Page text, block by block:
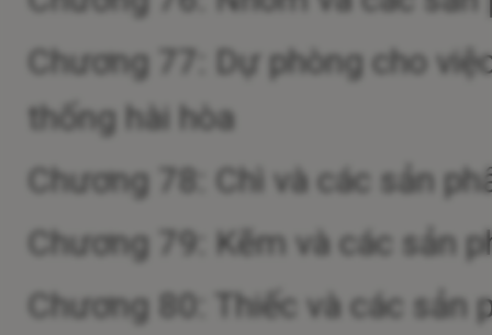
Chương 77: Dự phòng cho
thống hài hòa
Chương 78: Chì và các sản
Chương 79: Kẽm và các sản
Chương 80: Thiếc và các sản